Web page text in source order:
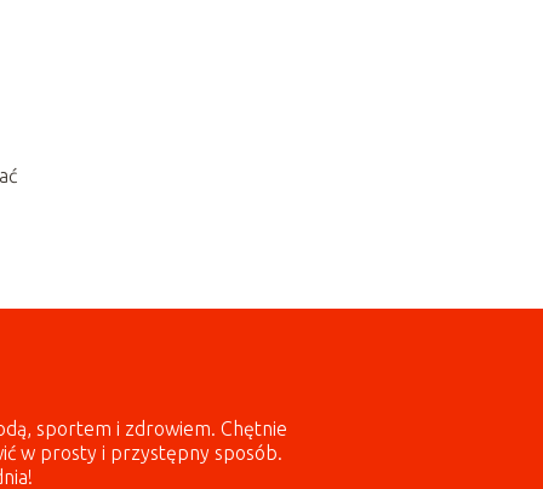
sportem i zdrowiem. Chętnie
w prosty i przystępny sposób.